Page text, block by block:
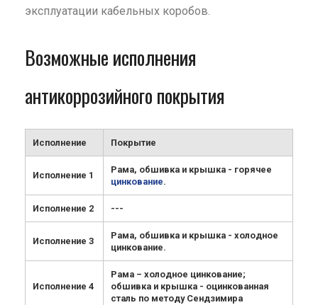
эксплуатации кабельных коробов.
Возможные исполнения
антикоррозийного покрытия
Исполнение Покрытие
Исполнение 1
Рама, обшивка и крышка - горячее
цинкование.
Исполнение 2 ---
Исполнение 3
Рама, обшивка и крышка - холодное
цинкование.
Исполнение 4
Рама – холодное цинкование;
обшивка и крышка - оцинкованная
сталь по методу Сендзимира